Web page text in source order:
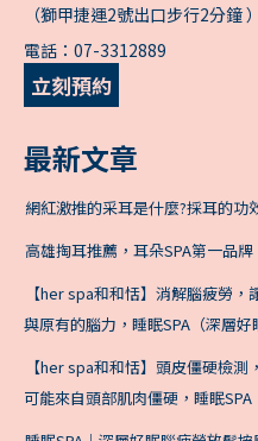
（獅甲捷運2號出口步行2分鐘 ）
電話： 07-3312889
立刻預約
最新文章
網紅激推的采耳是什麼?採耳的功
高雄掏耳推薦，耳朵SPA第一品
【her spa和和恬】消解腦疲勞
與原有的腦力，睡眠SPA（深層好
【her spa和和恬】頭皮僵硬檢
可能來自頭部肌肉僵硬，睡眠SPA